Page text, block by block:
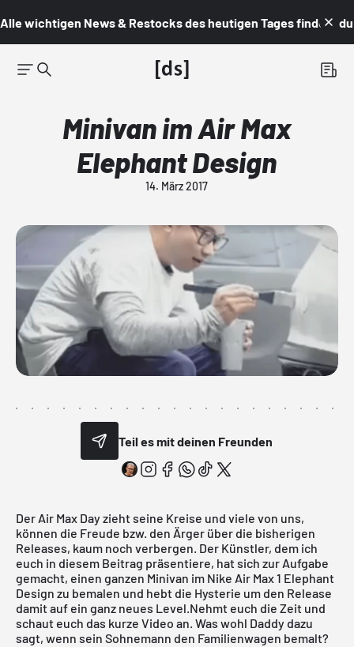
Alle wichtigen News & Restocks des heutigen Tages findest du
Minivan im Air Max
Elephant Design
14. März 2017
Teil es mit deinen Freunden
Der Air Max Day zieht seine Kreise und viele von uns,
können die Freude bzw. den Ärger über die bisherigen
Releases, kaum noch verbergen. Der Künstler, dem ich
euch in diesem Beitrag präsentiere, hat sich zur Aufgabe
gemacht, einen ganzen Minivan im Nike Air Max 1 Elephant
Design zu bemalen und hebt die Hysterie um den Release
damit auf ein ganz neues Level.Nehmt euch die Zeit und
schaut euch das kurze Video an. Was wohl Daddy dazu
sagt, wenn sein Sohnemann den Familienwagen bemalt?